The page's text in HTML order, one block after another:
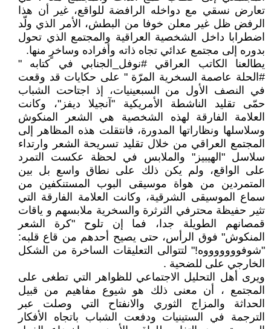
تعارض نسقي مع دواخله الرافضة للواقع، غير أن هذا
الرفض ظل غير معلن خوفا من البطش، الأمر الذي ولّد
اضطرابا داخل الشخصية العراقية والمجتمع الذي تحول
بدوره إلى مجتمع عدائي تجاه ذاته وأفراده وساخرٍ منها.
يطالعنا الكاتب العراقي #نوفل_الجنابي في كتابه "
#الحلة عاصمة السخرية المرّة " على حكايات قد وقعت
في النصف الأول من السبعينيات، إذ اجتاحت الشباب
حمّى تقليد الناشطة الأمريكية "آنجيلا ديفز"، وكانت
العلامة الفارقة لهذه الشخصية هي الشعر المنكوش
وسلاسلها ونظاراتها المدورة، فانتقلت هذه المظاهر إلى
المجتمع العراقي من خلال تقليد تسريحة الشعر وارتداء
سلاسل "الهيبيز" والملابس في لحظة عكست التمرد
على الواقع، ولم يكن ذلك على نطاق واسع بل بين
المتمردين من هواة موسيقى البوب المستنكفين من
سماع الموسيقى الشرقية، وكانت العلامة الفارقة التي
تثير حفيظة محترفي الثرثرة والسخرية ملابسهم و ياقات
قمصانهم الطويلة جدا، فما إن تلوح "كرة الشعر
المنكوش" فوق الرأس، حتى يصيح أحدهم من قاع قلبه:
"شوفوووووووه!" لتتوالى التعليقات الساخرة من الشكل
الخارجي على للضحية .
ويرى أهل التحليل الاجتماعي للظواهر التي تطغى على
المجتمع ، أن معنى ذلك هو شيوع مفاهيم من قبيل
الحداثة والمزاج الثوري والانفتاح التي وصلت عبر
الترجمة في الستينيات ودفعت الشباب باتجاه الأفكار